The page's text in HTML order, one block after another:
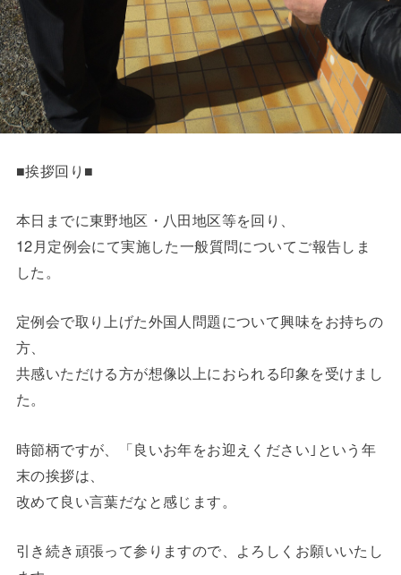
■挨拶回り■
本日までに東野地区・八田地区等を回り、
12月定例会にて実施した一般質問についてご報告しま
した。
定例会で取り上げた外国人問題について興味をお持ちの
方、
共感いただける方が想像以上におられる印象を受けまし
た。
時節柄ですが、「良いお年をお迎えください｣という年
末の挨拶は、
改めて良い言葉だなと感じます。
引き続き頑張って参りますので、よろしくお願いいたし